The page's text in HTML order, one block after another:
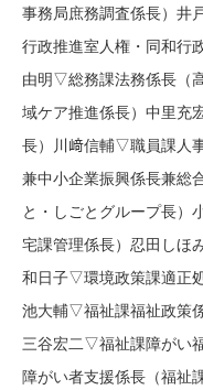
事務局庶務調査係長）井
行政推進室人権・同和行
由明▽総務課法務係長（
域ケア推進係長）中里充
長）川﨑信輔▽職員課人
兼中小企業振興係長兼総
と・しごとグループ長）
宅課管理係長）忍田しほ
和日子▽環境政策課適正
池大輔▽福祉課福祉政策
三谷宏二▽福祉課障がい
障がい者支援係長（福祉